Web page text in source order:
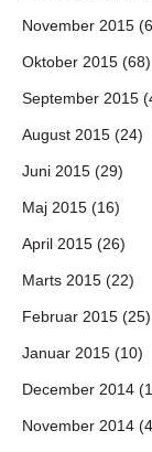
November 2015
Oktober 2015 (68)
September 2015
August 2015 (24)
Juni 2015 (29)
Maj 2015 (16)
April 2015 (26)
Marts 2015 (22)
Februar 2015 (25)
Januar 2015 (10)
December 2014
November 2014